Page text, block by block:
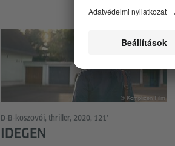
© Komplizen Film
D-B-koszovói, thriller, 2020, 121’
IDEGEN